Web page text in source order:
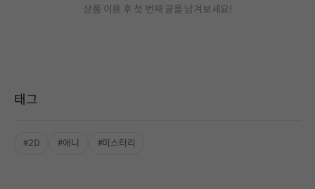
상품 이용 후 첫 번째 글을 남겨보세요!
태그
#2D #애니 #미스터리